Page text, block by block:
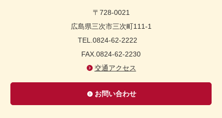
〒728-0021
広島県三次市三次町111-1
TEL.0824-62-2222
FAX.0824-62-2230
交通アクセス
お問い合わせ